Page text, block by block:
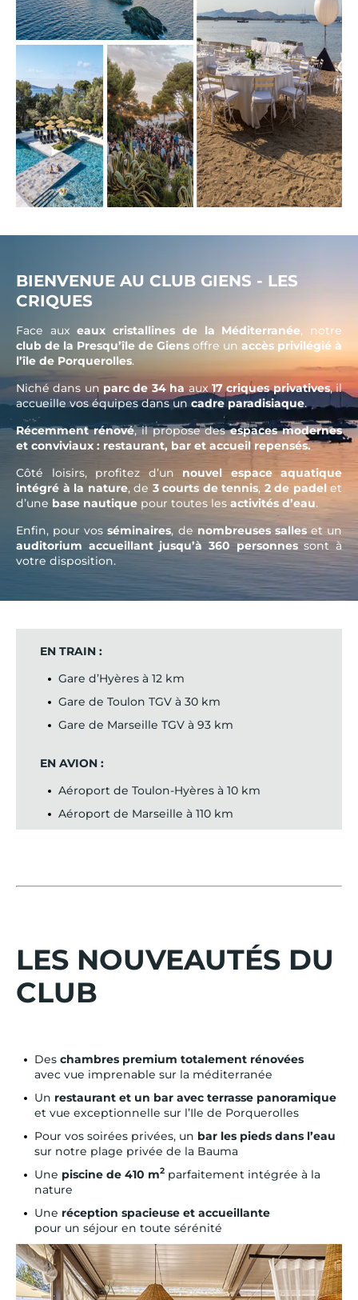
BIENVENUE AU CLUB GIENS - LES
CRIQUES
Face auxeaux cristallines de la Méditerranée, notre
club de la Presqu’île de Giens offre un accès privilégié à
l’île de Porquerolles.
Niché dans un parc de 34 ha aux 17 criques privatives, il
accueille vos équipes dans un cadre paradisiaque.
Récemment rénové, il propose desespaces modernes
et conviviaux : restaurant, bar et accueil repensés.
Côté loisirs, profitez d’un nouvel espace aquatique
intégré à la nature, de 3 courts de tennis, 2 de padelet
d’une base nautique pour toutes les activités d’eau.
Enfin, pour vosséminaires, de nombreuses salleset un
auditorium accueillant jusqu’à 360 personnessont à
votre disposition.
EN TRAIN :
Gare d’Hyères à 12 km
Gare de Toulon TGV à 30 km
Gare de Marseille TGV à 93 km
EN AVION :
Aéroport de Toulon-Hyères à 10 km
Aéroport de Marseille à 110 km
LES NOUVEAUTÉS DU
CLUB
Des chambres premium totalement rénovées
avec vue imprenable sur la méditerranée
Un restaurant et un bar avec terrasse panoramique
et vue exceptionnelle sur l’Ile de Porquerolles
Pour vos soirées privées, un bar les pieds dans l’eau
sur notre plage privée de la Bauma
Une piscine de 410 m2 parfaitement intégrée à la
nature
Une réception spacieuse et accueillante
pour un séjour en toute sérénité